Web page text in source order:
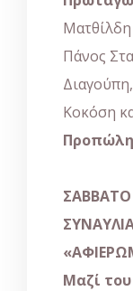
Πάνος
Κοκόση
ΣΑΒΒΑΤΟ
Μαζί